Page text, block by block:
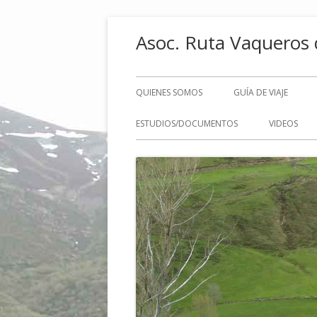
Asoc. Ruta
Menú
principal
QUIENES SOMOS GUÍA DE VIAJE
ESTUDIOS/DOCUMENTOS VIDEOS